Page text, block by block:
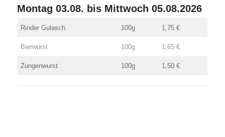
Montag 03.08. bis Mittwoch 05.08.2026
Rinder Gulasch 100g 1,75 €
Bierwurst 100g 1,65 €
Zungenwurst 100g 1,50 €